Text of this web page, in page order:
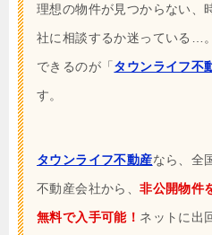
理想の物件が見つからない、
社に相談するか迷っている…
できるのが「 タウンライフ不
す。
タウンライフ不動産なら、全
不動産会社から、非公開物件
無料で入手可能！ ネットに出